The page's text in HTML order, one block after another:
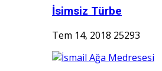
İsimsiz Türbe
Tem 14, 2018 25293